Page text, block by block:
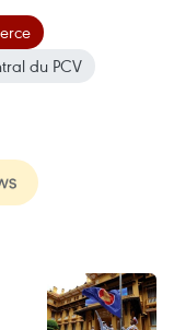
du PCV